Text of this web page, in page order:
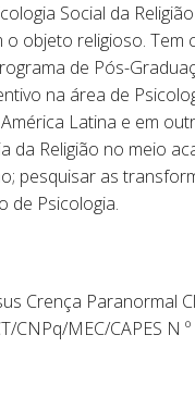
Social da
objeto religioso. Tem
de Pós-
na área de
Latina e em
da Religião no meio
pesquisar as
de Psicologia.
Crença Paranormal
CNPq/MEC/CAPES N